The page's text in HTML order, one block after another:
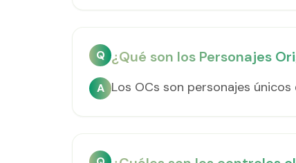
Q ¿Qué son los Personajes
A Los OCs son personajes